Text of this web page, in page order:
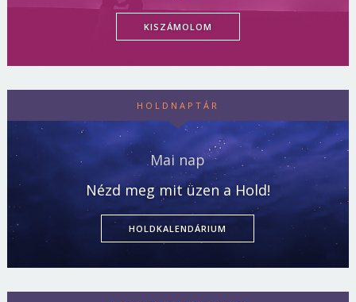
KISZÁMOLOM
HOLDNAPTÁR
Mai nap
Nézd meg mit üzen a Hold!
HOLDKALENDÁRIUM